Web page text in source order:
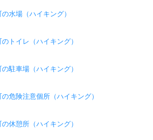
水場（ハイキング）
トイレ（ハイキング）
駐車場（ハイキング）
危険注意個所（ハイキング）
休憩所（ハイキング）